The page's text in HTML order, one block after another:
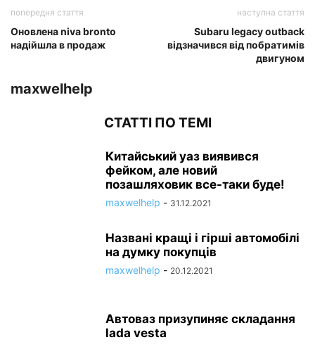
попередня стаття
Оновлена niva bronto
надійшла в продаж
наступна стаття
Subaru legacy outback
відзначився від побратимів
двигуном
maxwelhelp
СТАТТІ ПО ТЕМІ
Китайський уаз виявився
фейком, але новий
позашляховик все-таки буде!
maxwelhelp - 31.12.2021
Названі кращі і гірші автомобілі
на думку покупців
maxwelhelp - 20.12.2021
Автоваз призупиняє складання
lada vesta